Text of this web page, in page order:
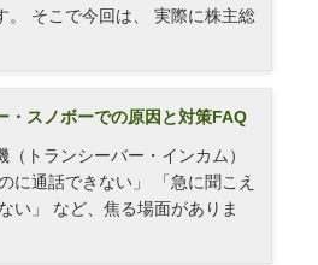
。 そこで今回は、 実際に株主総
・スノボーでの原因と対策FAQ
トランシーバー・インカム）
に通話できない」 「急に聞こえ
い」 など、焦る場面がありま